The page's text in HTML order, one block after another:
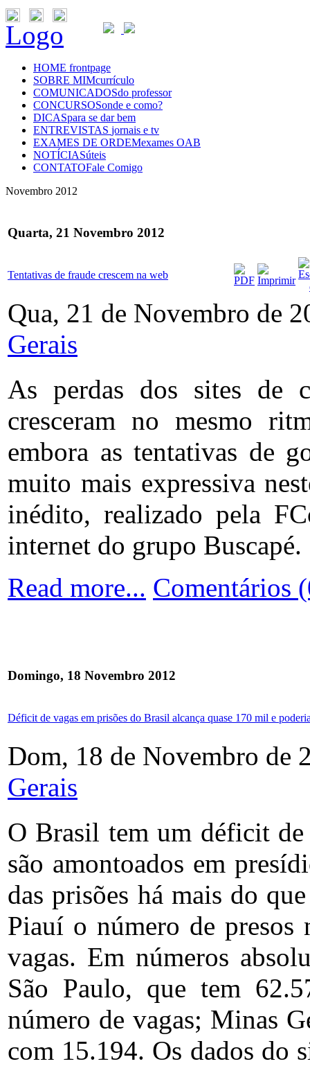
Logo
HOME frontpage
SOBRE MIMcurrículo
COMUNICADOSdo professor
CONCURSOSonde e como?
DICASpara se dar bem
ENTREVISTAS jornais e tv
EXAMES DE ORDEMexames OAB
NOTÍCIASúteis
CONTATOFale Comigo
Novembro 2012
Quarta, 21 Novembro 2012
Tentativas de fraude crescem na web
Qua, 21 de Novembro de
Gerais
As perdas dos sites de
cresceram no mesmo
embora as tentativas de
muito mais expressiva
inédito, realizado pela
internet do grupo Buscapé.
Read more... Comentários
Domingo, 18 Novembro 2012
Déficit de vagas em prisões do Brasil alcança quase 170 mil e
Dom, 18 de Novembro de
Gerais
O Brasil tem um déficit de
são amontoados em
das prisões há mais do
Piauí o número de presos
vagas. Em números
São Paulo, que tem
número de vagas; Minas
com 15.194. Os dados do